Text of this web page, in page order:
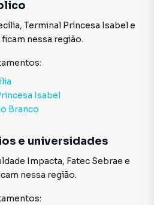
, Terminal Princesa Isabele
ficam nessa região.
:
Isabel
Branco
e universidades
Impacta, Fatec Sebrae e
nessa região.
: